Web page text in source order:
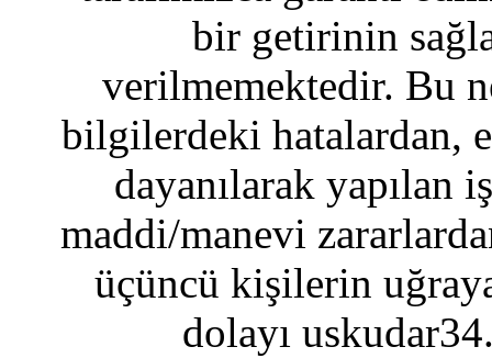
bir getirinin
verilmemektedir. Bu
bilgilerdeki hatalardan,
dayanılarak yapılan
maddi/manevi
üçüncü kişilerin
dolayı